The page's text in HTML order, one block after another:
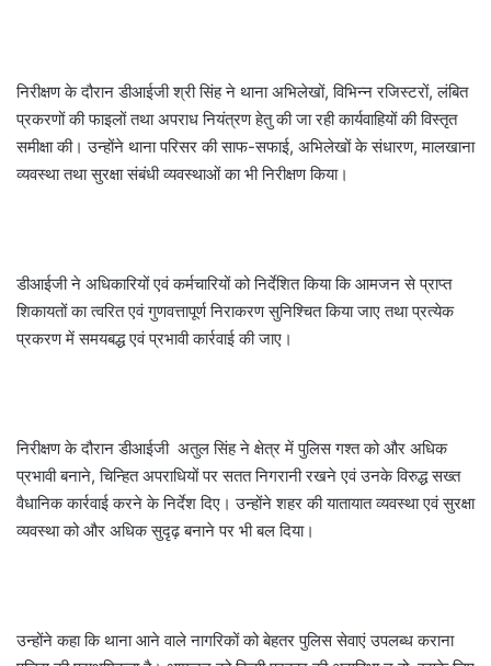
निरीक्षण के दौरान डीआईजी श्री सिंह ने थाना अभिलेखों, विभिन्न रजिस्टरों, लंबित
प्रकरणों की फाइलों तथा अपराध नियंत्रण हेतु की जा रही कार्यवाहियों की विस्तृत
समीक्षा की। उन्होंने थाना परिसर की साफ-सफाई, अभिलेखों के संधारण, मालखाना
व्यवस्था तथा सुरक्षा संबंधी व्यवस्थाओं का भी निरीक्षण किया।
डीआईजी ने अधिकारियों एवं कर्मचारियों को निर्देशित किया कि आमजन से प्राप्त
शिकायतों का त्वरित एवं गुणवत्तापूर्ण निराकरण सुनिश्चित किया जाए तथा प्रत्येक
प्रकरण में समयबद्ध एवं प्रभावी कार्रवाई की जाए।
निरीक्षण के दौरान डीआईजी अतुल सिंह ने क्षेत्र में पुलिस गश्त को और अधिक
प्रभावी बनाने, चिन्हित अपराधियों पर सतत निगरानी रखने एवं उनके विरुद्ध सख्त
वैधानिक कार्रवाई करने के निर्देश दिए। उन्होंने शहर की यातायात व्यवस्था एवं सुरक्षा
व्यवस्था को और अधिक सुदृढ़ बनाने पर भी बल दिया।
उन्होंने कहा कि थाना आने वाले नागरिकों को बेहतर पुलिस सेवाएं उपलब्ध कराना